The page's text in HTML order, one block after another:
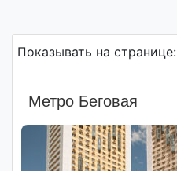
Показывать на странице:
Метро Беговая